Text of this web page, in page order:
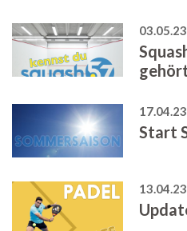
03.05.23
17.04.23
Start
13.04.23